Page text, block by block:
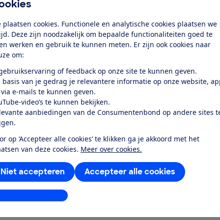
plaatsen cookies. Functionele en analytische cookies plaatsen we
Deze zijn noodzakelijk om bepaalde functionaliteiten goed te
werken en gebruik te kunnen meten. Er zijn ook cookies naar
om:
of feedback op onze site te kunnen geven.
basis van je gedrag je relevantere informatie op onze website,
e-mails te kunnen geven.
video’s te kunnen bekijken.
aanbiedingen van de Consumentenbond op andere sites
op ‘Accepteer alle cookies’ te klikken ga je akkoord met het
van deze cookies. Meer over cookies.
Accepteer alle cookies
Niet accepteren
aanpassen
een extra grote flexzone. Hoe fijn kun
te bedienen? Wij zochten het voor je